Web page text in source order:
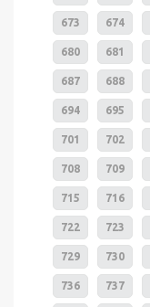
673 674
680 681
687 688
694 695
701 702
708 709
715 716
722 723
729 730
736 737